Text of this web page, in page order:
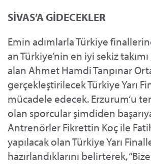
SİVAS’A GİDECEKLER
Emin adımlarla Türkiye
an Türkiye’nin en iyi sekiz
alan Ahmet Hamdi Tanpınar
gerçekleştirilecek Türkiye Yarı
mücadele edecek. Erzurum’u
olan sporcular şimdiden
Antrenörler Fikrettin Koç ile
yapılacak olan Türkiye Yarı
hazırlandıklarını belirterek,